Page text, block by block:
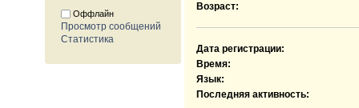
Оффлайн
Просмотр сообщений
Статистика
Возраст:
Дата регистрации:
Время:
Язык:
Последняя активность: